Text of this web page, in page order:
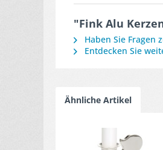
"Fink Alu
Haben Sie Fragen
Entdecken Sie
Ähnliche Artikel